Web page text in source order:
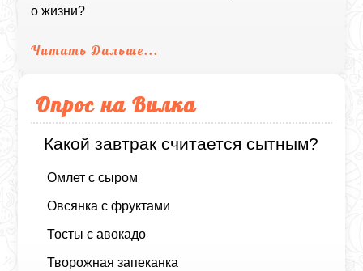
о жизни?
Читать Дальше...
Опрос на Вилка
Какой завтрак считается сытным?
Омлет с сыром
Овсянка с фруктами
Тосты с авокадо
Творожная запеканка